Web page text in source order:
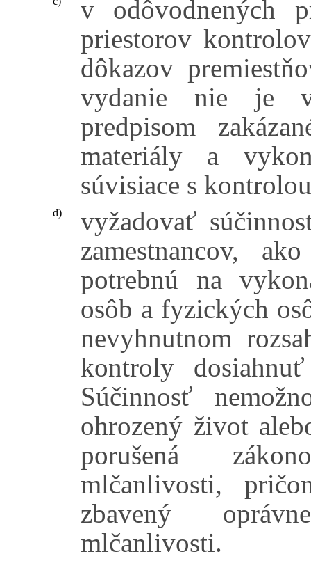
v odôvodnených
priestorov
dôkazov
vydanie nie je
predpisom
materiály a
súvisiace s
d)
vyžadovať
zamestnancov,
potrebnú na
osôb a fyzických
nevyhnutnom
kontroly
Súčinnosť
ohrozený život
porušená
mlčanlivosti,
zbavený
mlčanlivosti.